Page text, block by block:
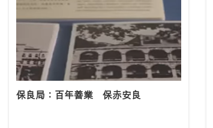
保良局：百年善業 保赤安良